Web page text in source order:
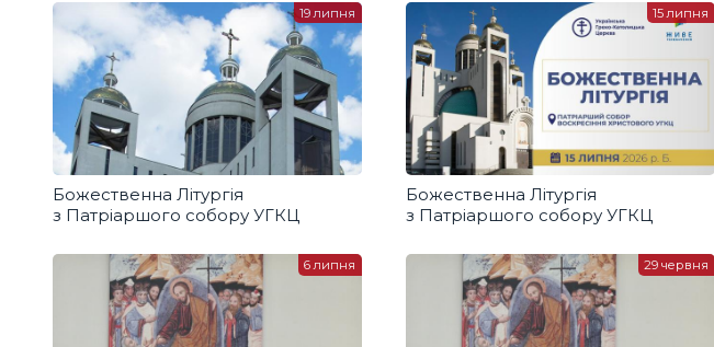
Божественна Літургія
з Патріаршого собору УГКЦ
19 липня
Божественна Літургія
з Патріаршого собору УГКЦ
15 липня
6 липня 29 червня